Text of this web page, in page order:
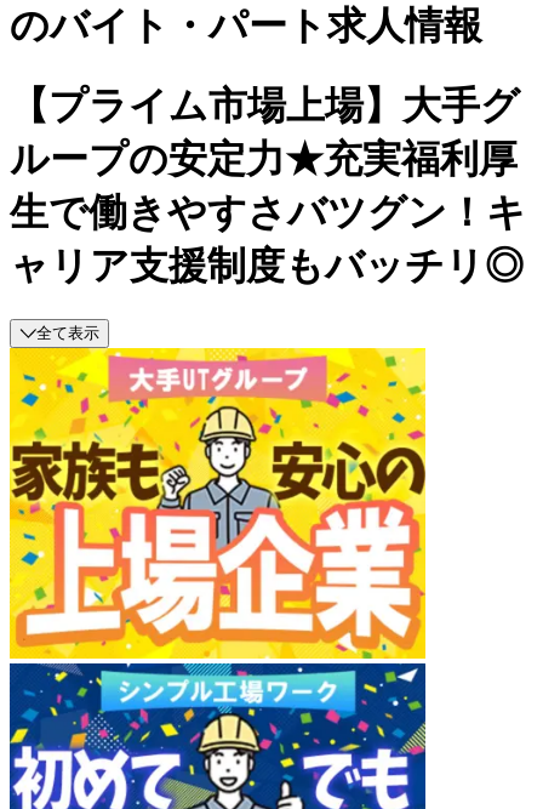
のバイト・パート求人情報
【プライム市場上場】大手グ
ループの安定力★充実福利厚
生で働きやすさバツグン！キ
ャリア支援制度もバッチリ◎
全て表示